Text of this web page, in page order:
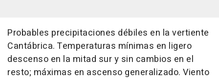
Probables precipitaciones débiles en la vertiente
Cantábrica. Temperaturas mínimas en ligero
descenso en la mitad sur y sin cambios en el
resto; máximas en ascenso generalizado. Viento